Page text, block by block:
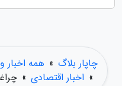
چاپار بلاگ » همه اخبار
» اخبار اقتصادی »